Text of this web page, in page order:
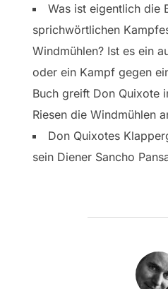
Was ist eigentlich die
sprichwörtlichen
Windmühlen? Ist es ein
oder ein Kampf gegen
Buch greift Don Quixote
Riesen die Windmühlen
Don Quixotes
sein Diener Sancho